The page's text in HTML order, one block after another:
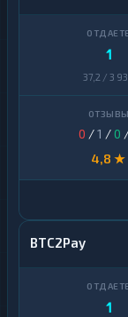
1
37,2 / 3
0 /1 /0
4,8 ★
BTC2Pay
1